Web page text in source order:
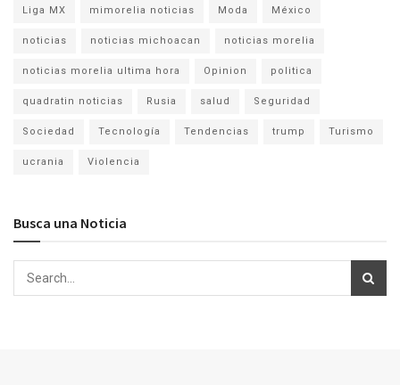
Liga MX mimorelia noticias Moda México
noticias noticias michoacan noticias morelia
noticias morelia ultima hora Opinion politica
quadratin noticias Rusia salud Seguridad
Sociedad Tecnología Tendencias trump Turismo
ucrania Violencia
Busca una Noticia